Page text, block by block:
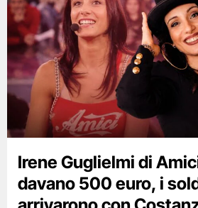
Irene Guglielmi di
davano 500 euro, i